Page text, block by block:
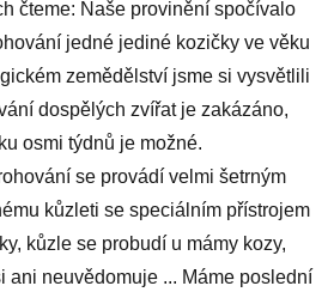
čteme: Naše provinění spočívalo
jedné jediné kozičky ve věku
zemědělství jsme si vysvětlili
dospělých zvířat je zakázáno,
osmi týdnů je možné.
se provádí velmi šetrným
kůzleti se speciálním přístrojem
kůzle se probudí u mámy kozy,
ani neuvědomuje ... Máme poslední